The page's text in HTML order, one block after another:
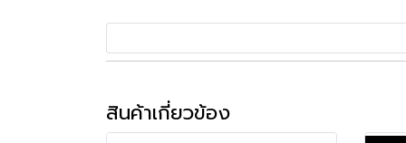
สินค้าเกี่ยวข้อง